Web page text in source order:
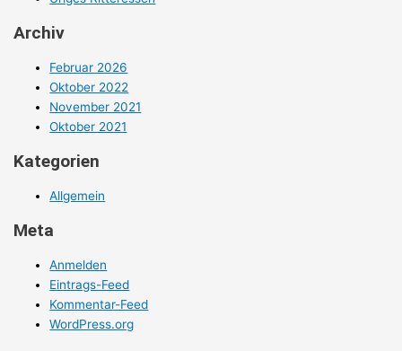
Archiv
Februar 2026
Oktober 2022
November 2021
Oktober 2021
Kategorien
Allgemein
Meta
Anmelden
Eintrags-Feed
Kommentar-Feed
WordPress.org